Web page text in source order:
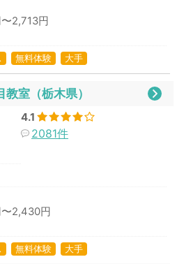
2,713円
無料体験 大手
室（栃木県）
4.1
2081件
2,430円
無料体験 大手